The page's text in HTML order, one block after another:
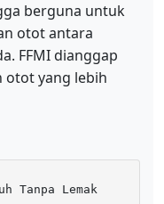
berguna untuk
otot antara
FFMI dianggap
otot yang lebih
Tanpa Lemak